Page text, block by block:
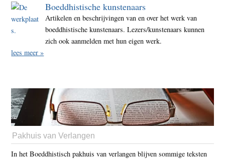
Boeddhistische kunstenaars
Artikelen en beschrijvingen van en over het werk van
boeddhistische kunstenaars. Lezers/kunstenaars kunnen
zich ook aanmelden met hun eigen werk.
lees meer »
Pakhuis van Verlangen
In het Boeddhistisch pakhuis van verlangen blijven sommige teksten